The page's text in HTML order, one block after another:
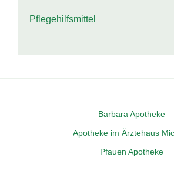
Pfle­ge­hilfs­mit­tel
Bar­ba­ra Apotheke
Apo­the­ke im Ärz­te­haus
Pfau­en Apotheke